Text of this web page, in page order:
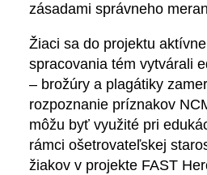
zásadami správneho
Žiaci sa do projektu
spracovania tém vytvárali
– brožúry a plagátiky
rozpoznanie príznakov
môžu byť využité pri
rámci ošetrovateľskej
žiakov v projekte FAST